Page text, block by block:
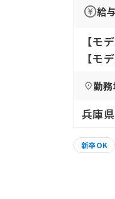
給
【モ
【モ
勤
兵庫
新卒OK